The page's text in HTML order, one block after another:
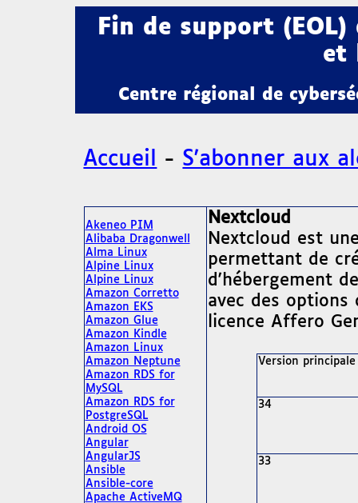
Fin de support
et
Centre régional de
Accueil - S'abonner aux
Akeneo PIM
Alibaba Dragonwell
Alma Linux
Alpine Linux
Alpine Linux
Amazon Corretto
Amazon EKS
Amazon Glue
Amazon Kindle
Amazon Linux
Amazon Neptune
Amazon RDS for
MySQL
Amazon RDS for
PostgreSQL
Android OS
Angular
AngularJS
Ansible
Ansible-core
Apache ActiveMQ
Nextcloud
Nextcloud est
permettant de
d'hébergement
avec des
licence Affero
Version principale
34
33